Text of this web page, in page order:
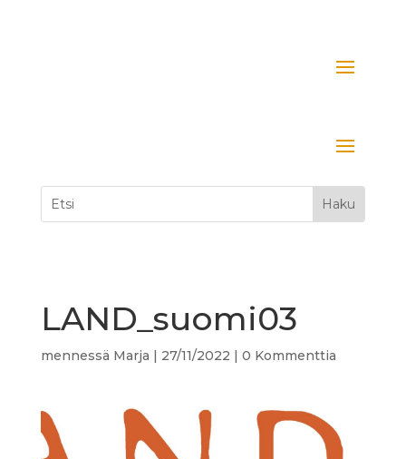
LAND_suomi03
mennessä Marja | 27/11/2022 | 0 Kommenttia